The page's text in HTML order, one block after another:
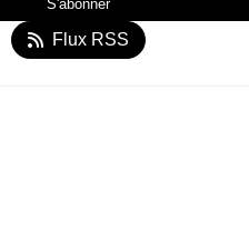
Flux RSS